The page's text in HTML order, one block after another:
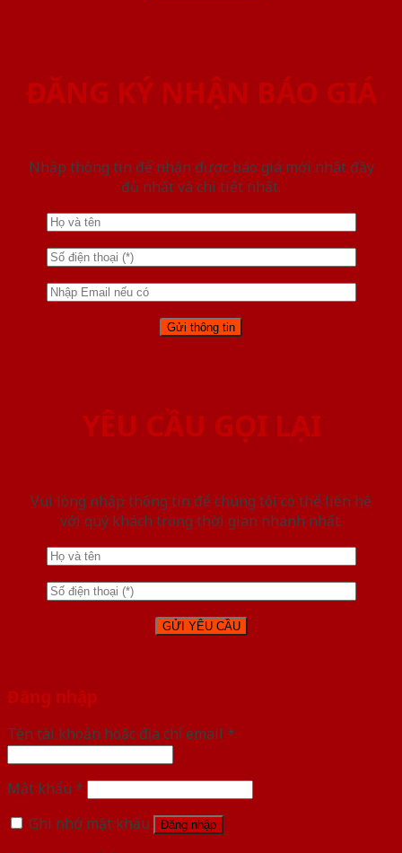
ĐĂNG KÝ NHẬN BÁO GIÁ
Nhập thông tin để nhận được báo giá mới nhât đầy
đủ nhất và chi tiết nhất.
YÊU CẦU GỌI LẠI
Vui lòng nhập thông tin để chúng tôi có thể liên hệ
với quý khách trong thời gian nhanh nhất.
Đăng nhập
Tên tài khoản hoặc địa chỉ email *
Mật khẩu *
Ghi nhớ mật khẩu
Đăng nhập